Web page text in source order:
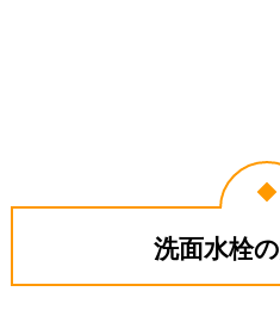
丁寧な説明があったので安心出来
（ご本人様より）
★★★★☆4
購入の決め手
洗面水栓